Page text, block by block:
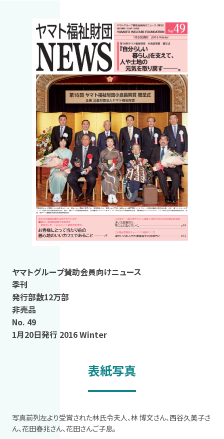
ヤマトグループ賛助会員向けニュース
季刊
発行部数12万部
非売品
No. 49
1月20日発行 2016 Winter
表紙写真
写真前列左より受賞された林氏令夫人、林 博文さん、西谷久美子さ
ん、花田春兆さん、花田さんご子息。